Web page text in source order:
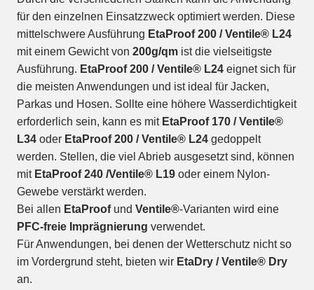
für den einzelnen Einsatzzweck optimiert werden. Diese
mittelschwere Ausführung EtaProof 200 / Ventile® L24
mit einem Gewicht von 200g/qm ist die vielseitigste
Ausführung. EtaProof 200 / Ventile® L24 eignet sich für
die meisten Anwendungen und ist ideal für Jacken,
Parkas und Hosen. Sollte eine höhere Wasserdichtigkeit
erforderlich sein, kann es mit EtaProof 170 / Ventile®
L34 oder EtaProof 200 / Ventile® L24 gedoppelt
werden. Stellen, die viel Abrieb ausgesetzt sind, können
mit EtaProof 240 /Ventile® L19 oder einem Nylon-
Gewebe verstärkt werden.
Bei allen EtaProofund Ventile®-Varianten wird eine
PFC-freie Imprägnierung verwendet.
Für Anwendungen, bei denen der Wetterschutz nicht so
im Vordergrund steht, bieten wir EtaDry / Ventile® Dry
an.